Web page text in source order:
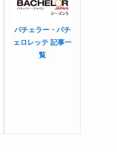
バチェラー・バチ
ェロレッテ 記事一
覧